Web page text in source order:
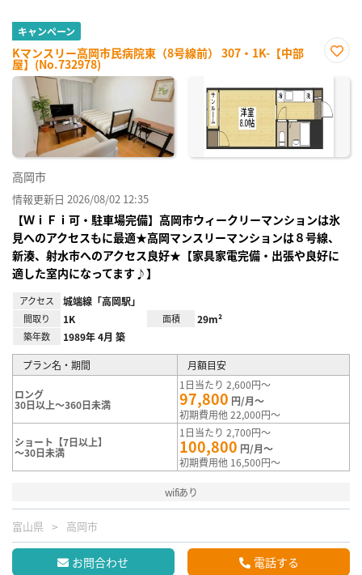
キャンペーン
Kマンスリー高岡市民病院東（8号線前） 307・1K-【中部
屋】(No.732978)
に入
録
高岡市
情報更新日 2026/08/02 12:35
【ＷｉＦｉ可・駐車場完備】高岡市ウィークリーマンションは氷
見へのアクセスもに最適★高岡マンスリーマンションは８号線、
新湊、射水市へのアクセス良好★【家具家電完備・出張や良好に
適した室内になってます♪】
アクセス 城端線「高岡駅」
間取り 1K 面積 29m²
築年数 1989年 4月 築
プラン名・期間 月額目安
ロング
30日以上～360日未満
1日当たり 2,600円～
97,800 円/月～
初期費用他 22,000円～
ショート【7日以上】
～30日未満
1日当たり 2,700円～
100,800 円/月～
初期費用他 16,500円～
wifiあり
富山県 高岡市
お問合わせ 電話する